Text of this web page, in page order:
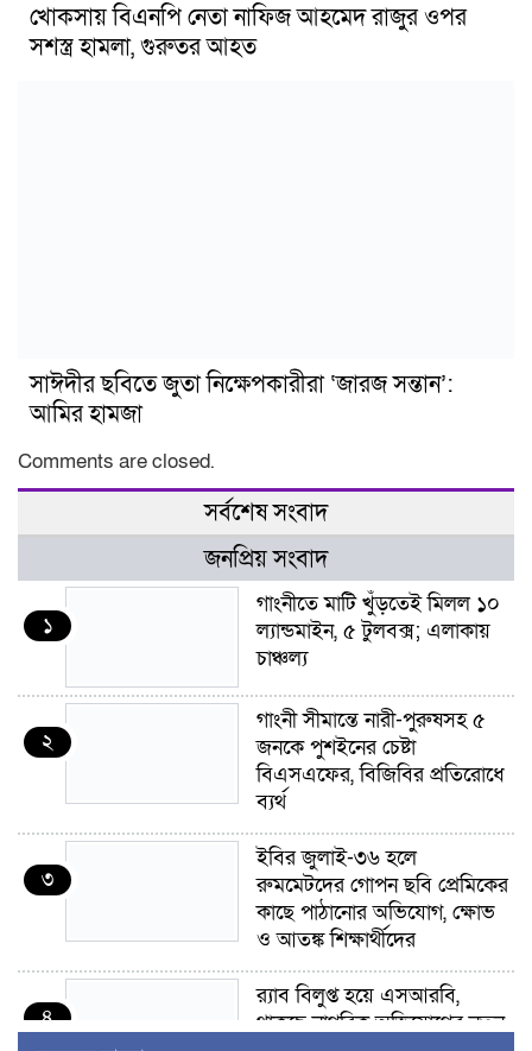
খোকসায় বিএনপি নেতা নাফিজ আহমেদ রাজুর ওপর
সশস্ত্র হামলা, গুরুতর আহত
সাঈদীর ছবিতে জুতা নিক্ষেপকারীরা ‘জারজ সন্তান’:
আমির হামজা
Comments are closed.
সর্বশেষ সংবাদ
জনপ্রিয় সংবাদ
১
গাংনীতে মাটি খুঁড়তেই মিলল ১০
ল্যান্ডমাইন, ৫ টুলবক্স; এলাকায়
চাঞ্চল্য
২
গাংনী সীমান্তে নারী-পুরুষসহ ৫
জনকে পুশইনের চেষ্টা
বিএসএফের, বিজিবির প্রতিরোধে
ব্যর্থ
৩
ইবির জুলাই-৩৬ হলে
রুমমেটদের গোপন ছবি প্রেমিকের
কাছে পাঠানোর অভিযোগ, ক্ষোভ
ও আতঙ্ক শিক্ষার্থীদের
৪
র‍্যাব বিলুপ্ত হয়ে এসআরবি,
থাকছে নাগরিক অভিযোগের নতুন